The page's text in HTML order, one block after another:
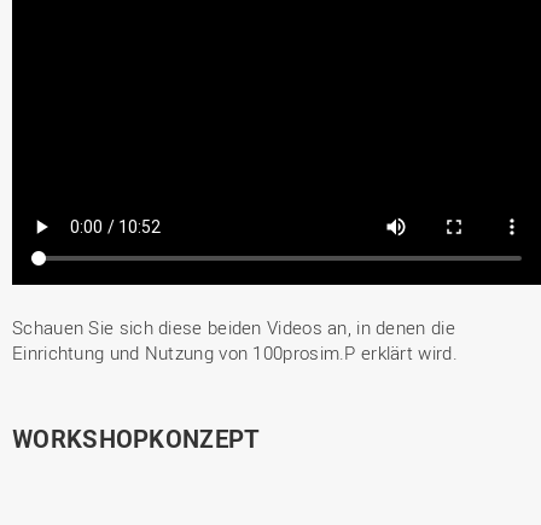
Schauen Sie sich diese beiden Videos an, in denen die
Einrichtung und Nutzung von 100prosim.P erklärt wird.
WORKSHOPKONZEPT